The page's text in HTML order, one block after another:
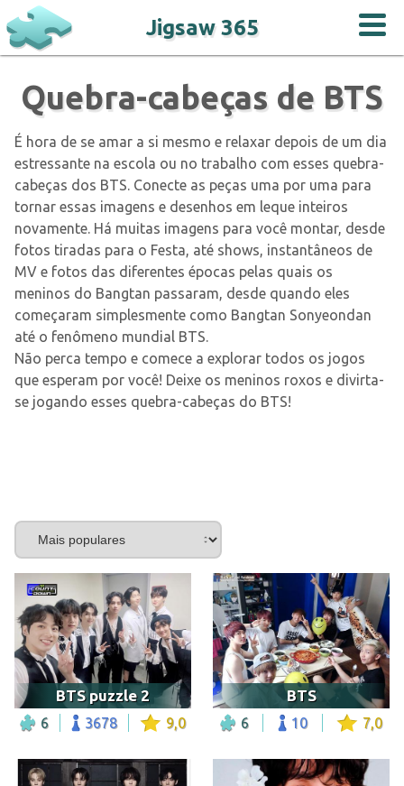
Jigsaw 365
Quebra-cabeças de BTS
É hora de se amar a si mesmo e relaxar depois de um dia
estressante na escola ou no trabalho com esses quebra-
cabeças dos BTS. Conecte as peças uma por uma para
tornar essas imagens e desenhos em leque inteiros
novamente. Há muitas imagens para você montar, desde
fotos tiradas para o Festa, até shows, instantâneos de
MV e fotos das diferentes épocas pelas quais os
meninos do Bangtan passaram, desde quando eles
começaram simplesmente como Bangtan Sonyeondan
até o fenômeno mundial BTS.
Não perca tempo e comece a explorar todos os jogos
que esperam por você! Deixe os meninos roxos e divirta-
se jogando esses quebra-cabeças do BTS!
BTS puzzle 2
6 3678 9,0
BTS
6 10 7,0